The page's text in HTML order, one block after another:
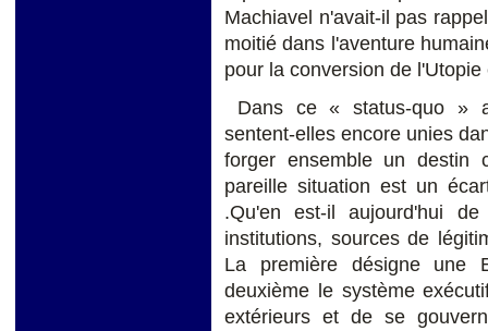
Machiavel n'avait-il pas
moitié dans l'aventure
pour la conversion de
Dans ce « status-quo »
sentent-elles encore unies
forger ensemble un destin
pareille situation est un
.Qu'en est-il aujourd'hui
institutions, sources de
La première désigne une
deuxième le système
extérieurs et de se